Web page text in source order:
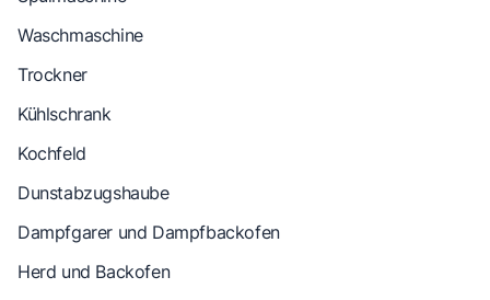
Waschmaschine
Trockner
Kühlschrank
Kochfeld
Dunstabzugshaube
Dampfgarer und Dampfbackofen
Herd und Backofen